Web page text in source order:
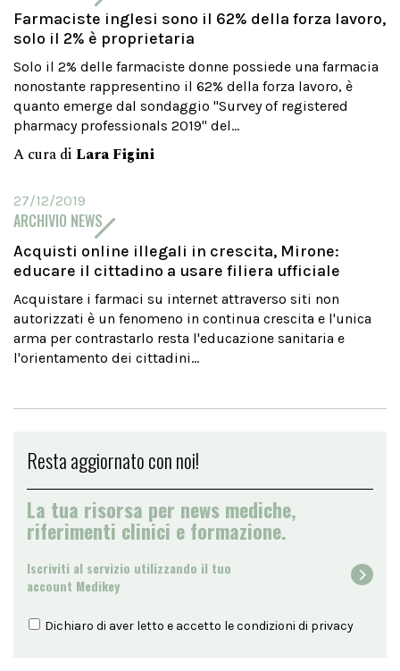
Farmaciste inglesi sono il 62% della forza lavoro,
solo il 2% è proprietaria
Solo il 2% delle farmaciste donne possiede una farmacia
nonostante rappresentino il 62% della forza lavoro, è
quanto emerge dal sondaggio "Survey of registered
pharmacy professionals 2019" del...
A cura di Lara Figini
27/12/2019
ARCHIVIO NEWS
Acquisti online illegali in crescita, Mirone:
educare il cittadino a usare filiera ufficiale
Acquistare i farmaci su internet attraverso siti non
autorizzati è un fenomeno in continua crescita e l'unica
arma per contrastarlo resta l'educazione sanitaria e
l'orientamento dei cittadini...
Resta aggiornato con noi!
La tua risorsa per news mediche,
riferimenti clinici e formazione.
Iscriviti al servizio utilizzando il tuo
account Medikey
Dichiaro di aver letto e accetto le condizioni di privacy